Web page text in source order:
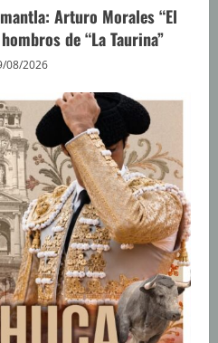
Arturo Morales “El
de “La Taurina”
08/2026